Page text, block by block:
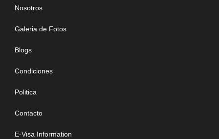
Nosotros
Galeria de Fotos
Blogs
Condiciones
Politica
Contacto
E-Visa Information